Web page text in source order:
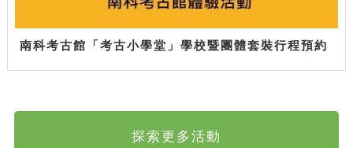
南科考古館「考古小學堂」學校暨團體套裝行程預約
探索更多活動